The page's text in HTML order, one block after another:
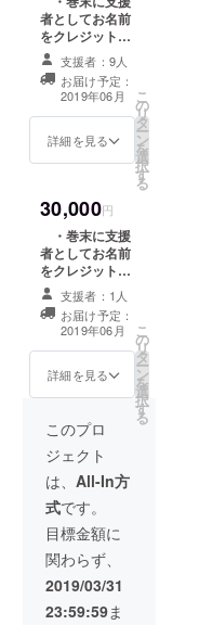
者としてお名前
をクレジット
・『学園大戦
ヴァルキリーズ
コールド・ギア
(仮)』の現物1冊
+特典用イラスト
を使用したポス
戦ヴァルキリー
ズ コールド・ギ
ア(仮)』本編の
PDFファイルを
ご送付
支援者：9人
お届け予定：
2019年06月
詳細を見る
こ
の
リ
タ
ー
ン
を
選
択
す
る
30,000円
・巻末に支援
者としてお名前
をクレジット
・『学園大戦
ヴァルキリーズ
コールド・ギア
(仮)』のサイン
入り現物1冊+特
典用イラストを
・紙媒体に先
駆けて『学園大
戦ヴァルキリー
ズ コールド・ギ
ア(仮)』本編の
PDFファイルを
ご送付
支援者：1人
お届け予定：
2019年06月
詳細を見る
こ
の
リ
タ
ー
ン
を
選
択
す
る
このプロ
ジェクト
は、 All-In方
式です。
目標金額に
関わらず、
2019/03/31
23:59:59ま